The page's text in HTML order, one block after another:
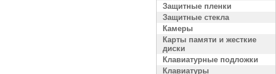
Защитные пленки
Защитные стекла
Камеры
Карты памяти и жесткие
диски
Клавиатурные подложки
Клавиатуры